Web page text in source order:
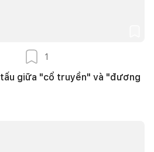
1
giữa "cổ truyền" và "đương